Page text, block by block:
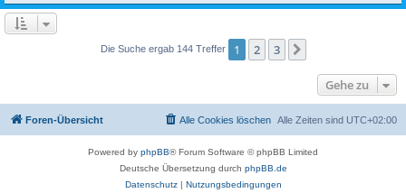
Die Suche ergab 144 Treffer 1 2 3
Gehe zu
Foren-Übersicht Alle Zeiten sind UTC+02:00
Alle Cookies löschen
Powered by phpBB® Forum Software © phpBB Limited
Deutsche Übersetzung durch phpBB.de
Datenschutz| Nutzungsbedingungen